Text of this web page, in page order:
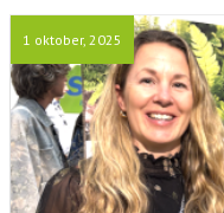
1 oktober, 2025